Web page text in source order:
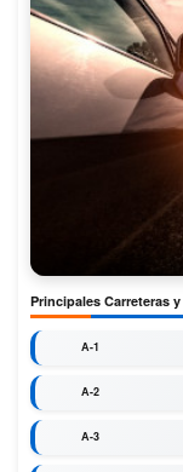
Principales Carreteras
A-1
A-2
A-3